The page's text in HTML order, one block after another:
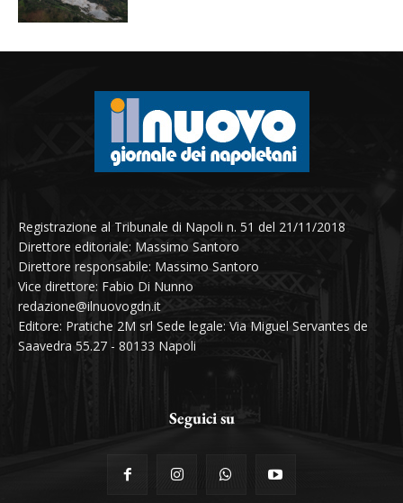
Registrazione al Tribunale di Napoli n. 51 del 21/11/2018
Direttore editoriale: Massimo Santoro
Direttore responsabile: Massimo Santoro
Vice direttore: Fabio Di Nunno
redazione@ilnuovogdn.it
Editore: Pratiche 2M srl Sede legale: Via Miguel Servantes de
Saavedra 55.27 - 80133 Napoli
Seguici su